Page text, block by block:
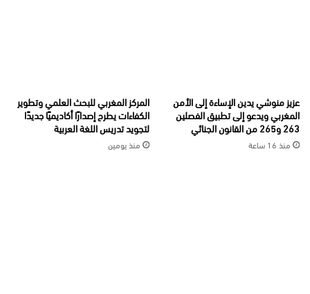
عزيز منوشي يدين الإساءة إلى الأمن
المغربي ويدعو إلى تطبيق الفصلين
263 و265 من القانون الجنائي
منذ 16 ساعة
المركز المغربي للبحث العلمي وتطوير
الكفاءات يطرح إصدارًا أكاديميًا جديدًا
لتجويد تدريس اللغة العربية
منذ يومين